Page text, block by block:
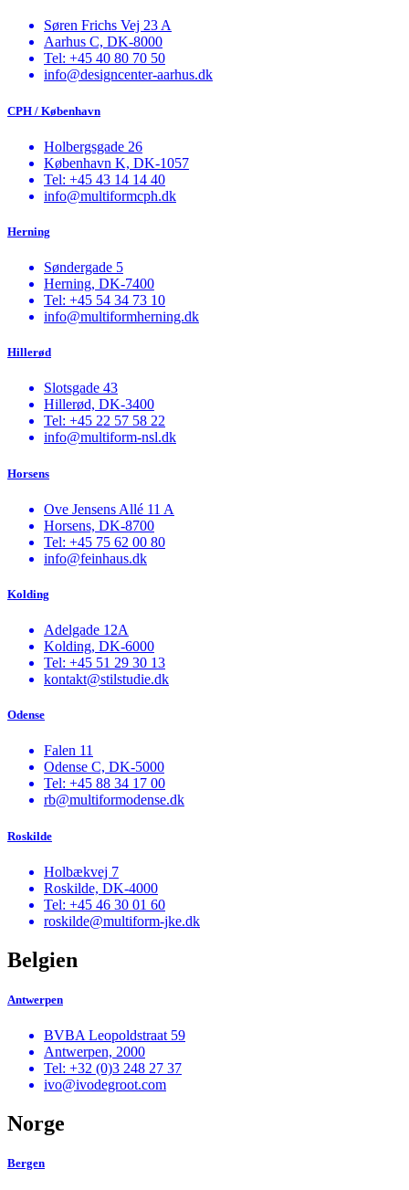
Søren Frichs Vej 23 A
Aarhus C, DK-8000
Tel: +45 40 80 70 50
info@designcenter-aarhus.dk
CPH / København
Holbergsgade 26
København K, DK-1057
Tel: +45 43 14 14 40
info@multiformcph.dk
Herning
Søndergade 5
Herning, DK-7400
Tel: +45 54 34 73 10
info@multiformherning.dk
Hillerød
Slotsgade 43
Hillerød, DK-3400
Tel: +45 22 57 58 22
info@multiform-nsl.dk
Horsens
Ove Jensens Allé 11 A
Horsens, DK-8700
Tel: +45 75 62 00 80
info@feinhaus.dk
Kolding
Adelgade 12A
Kolding, DK-6000
Tel: +45 51 29 30 13
kontakt@stilstudie.dk
Odense
Falen 11
Odense C, DK-5000
Tel: +45 88 34 17 00
rb@multiformodense.dk
Roskilde
Holbækvej 7
Roskilde, DK-4000
Tel: +45 46 30 01 60
roskilde@multiform-jke.dk
Belgien
Antwerpen
BVBA Leopoldstraat 59
Antwerpen, 2000
Tel: +32 (0)3 248 27 37
ivo@ivodegroot.com
Norge
Bergen